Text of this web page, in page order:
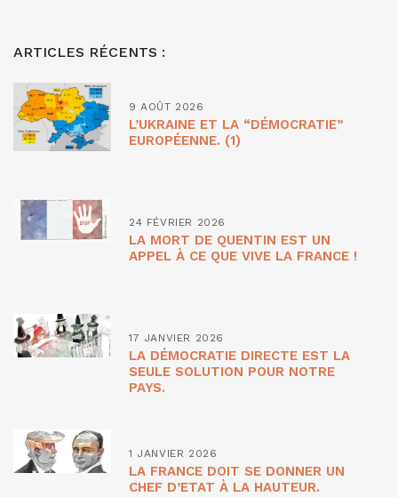
ARTICLES RÉCENTS :
9 AOÛT 2026
L’UKRAINE ET LA “DÉMOCRATIE”
EUROPÉENNE. (1)
24 FÉVRIER 2026
LA MORT DE QUENTIN EST UN
APPEL À CE QUE VIVE LA FRANCE !
17 JANVIER 2026
LA DÉMOCRATIE DIRECTE EST LA
SEULE SOLUTION POUR NOTRE
PAYS.
1 JANVIER 2026
LA FRANCE DOIT SE DONNER UN
CHEF D’ETAT À LA HAUTEUR.